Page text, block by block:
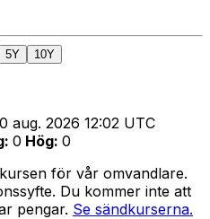
5Y 10Y
aug. 2026 12:02 UTC
: 0 Hög: 0
för vår omvandlare.
Du kommer inte att
pengar. Se sändkurserna.